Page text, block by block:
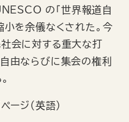
の「世界報道自
小を余儀なくされた。今
会に対する重大な打
由ならびに集会の権利
ージ（英語）